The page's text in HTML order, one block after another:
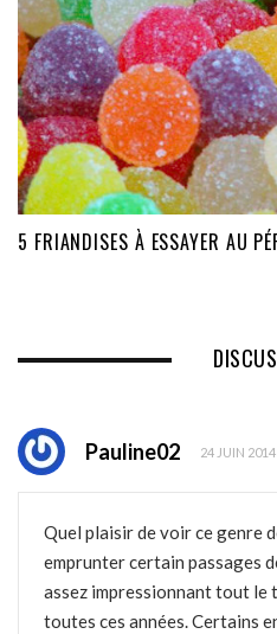
5 FRIANDISES À ESSAYER AU
Pauline02 24 JUIN 2014
Quel plaisir de voir ce genre
emprunter certain passages
assez impressionnant tout
toutes ces années. Certains